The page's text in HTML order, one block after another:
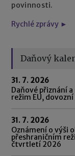
povinnosti.
Rychlé zprávy ►
Daňový
31. 7. 2026
Daňové přiznání
režim EU,
31. 7. 2026
Oznámení o výši
přeshraničním
čtvrtletí 2026